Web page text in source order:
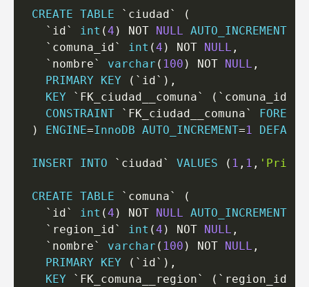
CREATE TABLE ` ciudad`
(
` id` int (4 ) NOT NULL AUTO_INCREMENT
` comuna_id` int (4 ) NOT NULL ,
` nombre` varchar ( 100 ) NOT NULL ,
PRIMARY
KEY ( ` id` ) ,
KEY
` FK_ciudad__comuna` ( ` comuna_id
CONSTRAINT
` FK_ciudad__comuna`
FOREIGN
)
ENGINE=InnoDB AUTO_INCREMENT=1 DEFAULT
INSERT INTO ` ciudad` VALUES ( 1 , 1 ,
CREATE TABLE ` comuna`
(
` id` int (4 ) NOT NULL AUTO_INCREMENT
` region_id` int (4 ) NOT NULL ,
` nombre` varchar ( 100 ) NOT NULL ,
PRIMARY
KEY ( ` id` ) ,
KEY
` FK_comuna__region` ( ` region_id